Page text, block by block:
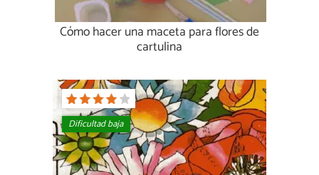
Cómo hacer una maceta para flores de
cartulina
Dificultad baja